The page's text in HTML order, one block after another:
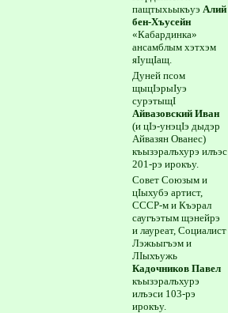
пащтыхьыкъуэ Алий
бен-Хъусейн
«Кабардинка»
ансамблым хэтхэм
яIущIащ.
Дуней псом
щыцIэрыIуэ
сурэтыщI
Айвазовский Иван
(и цIэ-унэцIэ дыдэр
Айвазян Ованес)
къызэралъхурэ илъэс
201-рэ ирокъу.
Совет Союзым и
цIыхубэ артист,
СССР-м и Къэрал
саугъэтым щэнейрэ
и лауреат, Социалист
Лэжьыгъэм и
ЛIыхъужь
Кадочников Павел
къызэралъхурэ
илъэси 103-рэ
ирокъу.